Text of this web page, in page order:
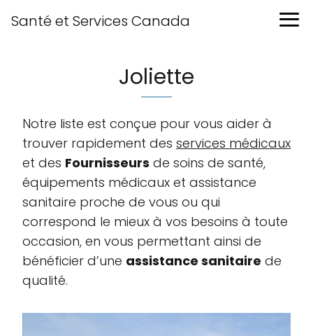
Santé et Services Canada
Joliette
Notre liste est conçue pour vous aider à
trouver rapidement des services médicaux
et des Fournisseurs de soins de santé,
équipements médicaux et assistance
sanitaire proche de vous ou qui
correspond le mieux à vos besoins à toute
occasion, en vous permettant ainsi de
bénéficier d’une assistance sanitaire de
qualité.